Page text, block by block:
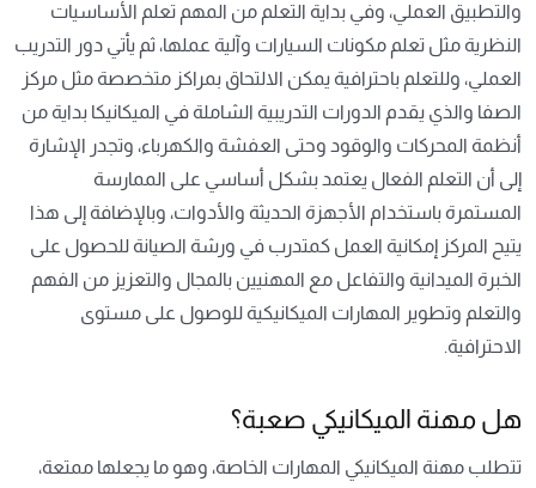
والتطبيق العملي، وفي بداية التعلم من المهم تعلم الأساسيات
النظرية مثل تعلم مكونات السيارات وآلية عملها، ثم يأتي دور التدريب
العملي، وللتعلم باحترافية يمكن الالتحاق بمراكز متخصصة مثل مركز
الصفا والذي يقدم الدورات التدريبية الشاملة في الميكانيكا بداية من
أنظمة المحركات والوقود وحتى العفشة والكهرباء، وتجدر الإشارة
إلى أن التعلم الفعال يعتمد بشكل أساسي على الممارسة
المستمرة باستخدام الأجهزة الحديثة والأدوات، وبالإضافة إلى هذا
يتيح المركز إمكانية العمل كمتدرب في ورشة الصيانة للحصول على
الخبرة الميدانية والتفاعل مع المهنيين بالمجال والتعزيز من الفهم
والتعلم وتطوير المهارات الميكانيكية للوصول على مستوى
الاحترافية.
هل مهنة الميكانيكي صعبة؟
تتطلب مهنة الميكانيكي المهارات الخاصة، وهو ما يجعلها ممتعة،